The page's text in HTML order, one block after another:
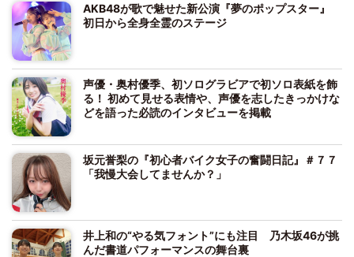
AKB48が歌で魅せた新公演『夢のポップスター』
初日から全身全霊のステージ
声優・奥村優季、初ソログラビアで初ソロ表紙を飾
る！ 初めて見せる表情や、声優を志したきっかけな
どを語った必読のインタビューを掲載
坂元誉梨の『初心者バイク女子の奮闘日記』＃７７
「我慢大会してませんか？」
井上和の“やる気フォント”にも注目 乃木坂46が挑
んだ書道パフォーマンスの舞台裏